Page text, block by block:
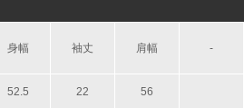
身幅 袖丈 肩幅 -
52.5 22 56